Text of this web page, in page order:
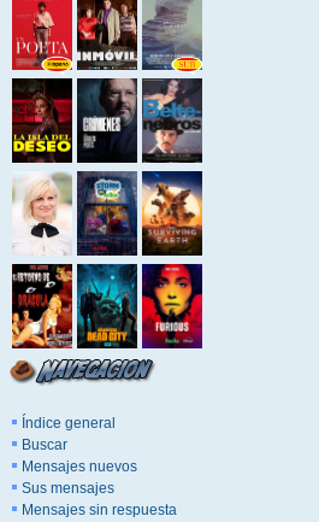
Índice general
Buscar
Mensajes nuevos
Sus mensajes
Mensajes sin respuesta